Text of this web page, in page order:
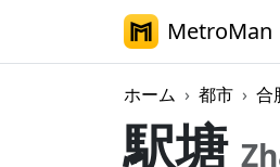
MetroMan
ホーム 都市 合
駅塘